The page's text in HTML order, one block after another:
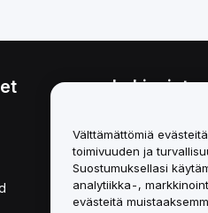
Lakiasiat
Yhteenveto
ESG-tiedot
Välttämättömiä
toimivuuden ja
Suostumuksellasi
analytiikka-,
evästeitä